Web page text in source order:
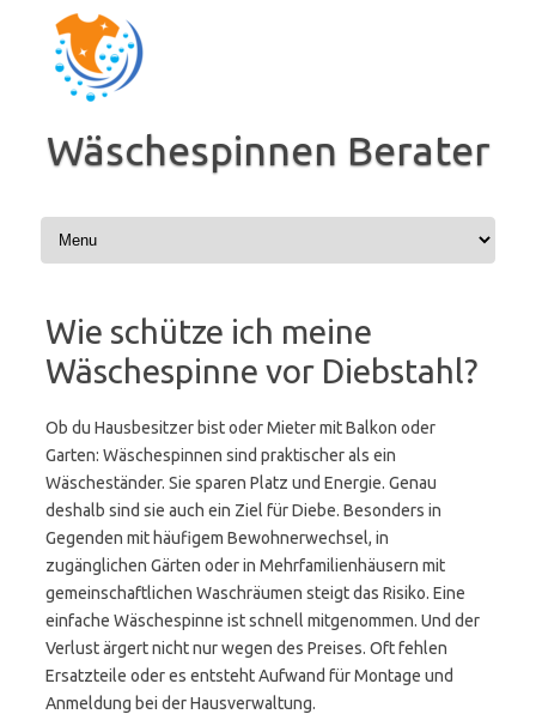
Inhalt
springen
Wäschespinnen Berater
Wie schütze ich meine
Wäschespinne vor Diebstahl?
Ob du Hausbesitzer bist oder Mieter mit Balkon oder
Garten: Wäschespinnen sind praktischer als ein
Wäscheständer. Sie sparen Platz und Energie. Genau
deshalb sind sie auch ein Ziel für Diebe. Besonders in
Gegenden mit häufigem Bewohnerwechsel, in
zugänglichen Gärten oder in Mehrfamilienhäusern mit
gemeinschaftlichen Waschräumen steigt das Risiko. Eine
einfache Wäschespinne ist schnell mitgenommen. Und der
Verlust ärgert nicht nur wegen des Preises. Oft fehlen
Ersatzteile oder es entsteht Aufwand für Montage und
Anmeldung bei der Hausverwaltung.